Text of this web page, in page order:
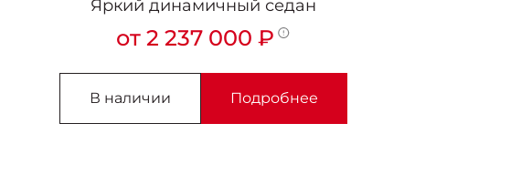
Яркий динамичный седан
от 2 237 000 ₽
В наличии Подробнее